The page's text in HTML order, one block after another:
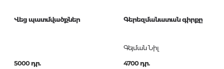
Վեց պատմվածքներ
5000 դր.
Գերեզմանատան գիրքը
Գեյման Նիլ
4700 դր.